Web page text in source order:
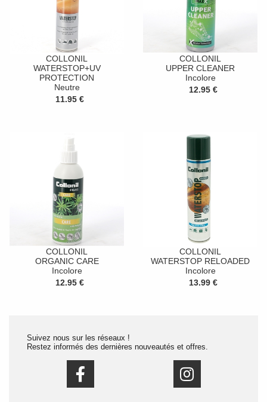
COLLONIL
WATERSTOP+UV
PROTECTION
Neutre
11.95 €
COLLONIL
UPPER CLEANER
Incolore
12.95 €
COLLONIL
ORGANIC CARE
Incolore
12.95 €
COLLONIL
WATERSTOP RELOADED
Incolore
13.99 €
Suivez nous sur les réseaux !
Restez informés des dernières nouveautés et offres.